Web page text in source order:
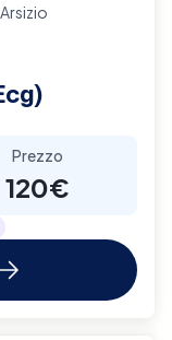
Prezzo
120€